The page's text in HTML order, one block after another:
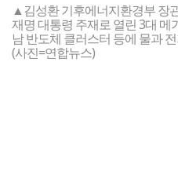
▲김성환 기후에너지환경부 장
재명 대통령 주재로 열린 3대
남 반도체 클러스터 등에 물과
(사진=연합뉴스)